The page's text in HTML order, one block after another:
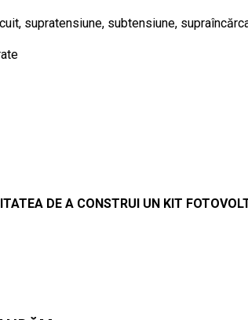
supratensiune, subtensiune,
DE A CONSTRUI UN KIT